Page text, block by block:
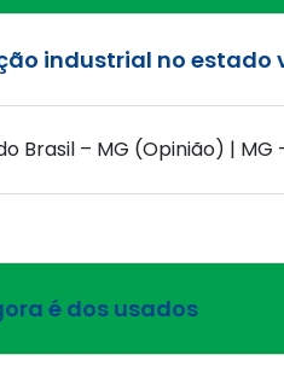
industrial no estado
Brasil – MG (Opinião) | MG
é dos usados